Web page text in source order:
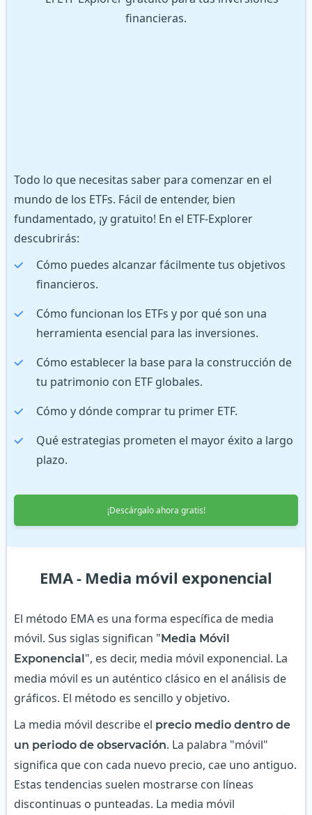
Todo lo que necesitas saber para comenzar en el
mundo de los ETFs. Fácil de entender, bien
fundamentado, ¡y gratuito! En el ETF-Explorer
descubrirás:
Cómo puedes alcanzar fácilmente tus objetivos
financieros.
Cómo funcionan los ETFs y por qué son una
herramienta esencial para las inversiones.
Cómo establecer la base para la construcción de
tu patrimonio con ETF globales.
Cómo y dónde comprar tu primer ETF.
Qué estrategias prometen el mayor éxito a largo
plazo.
¡Descárgalo ahora gratis!
EMA - Media móvil exponencial
El método EMA es una forma específica de media
móvil. Sus siglas significan " Media Móvil
Exponencial ", es decir, media móvil exponencial. La
media móvil es un auténtico clásico en el análisis de
gráficos. El método es sencillo y objetivo.
La media móvil describe el precio medio dentro de
un periodo de observación. La palabra "móvil"
significa que con cada nuevo precio, cae uno antiguo.
Estas tendencias suelen mostrarse con líneas
discontinuas o punteadas. La media móvil